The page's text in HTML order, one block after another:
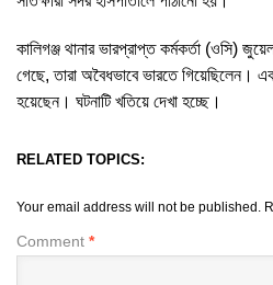
কালিগঞ্জ থানার ভারপ্রাপ্ত কর্মকর্তা (ওসি)
গেছে, তারা অবৈধভাবে ভারতে গিয়েছিলেন।
হয়েছেন। ঘটনাটি খতিয়ে দেখা হচ্ছে।
RELATED TOPICS:
Your email address will not be published.
Comment *